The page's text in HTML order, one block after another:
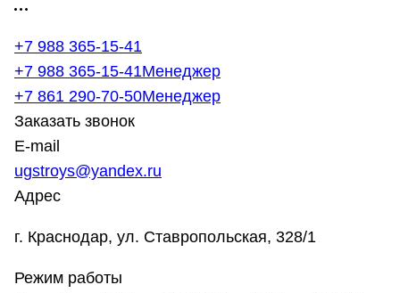
+7 988 365-15-41
+7 988 365-15-41Менеджер
+7 861 290-70-50Менеджер
Заказать звонок
E-mail
ugstroys@yandex.ru
Адрес
г. Краснодар, ул. Ставропольская, 328/1
Режим работы